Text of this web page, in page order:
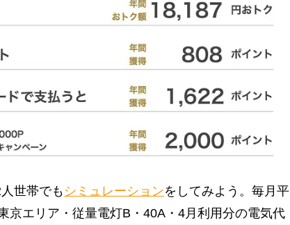
世帯でも シミュレーションをしてみよう。毎月平
京エリア・従量電灯B・40A・4月利用分の電気代